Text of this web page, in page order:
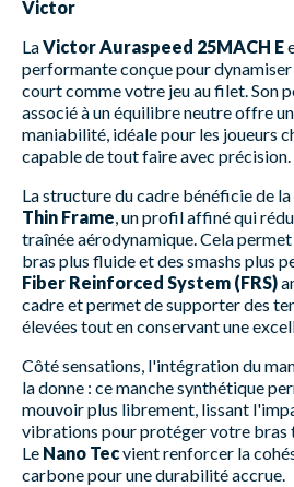
Victor
LaVictor Auraspeed 25MACH E
performante conçue pour
court comme votre jeu au filet. Son
associé à un équilibre neutre offre
maniabilité, idéale pour les joueurs
capable de tout faire avec précision.
La structure du cadre bénéficie de
Thin Frame , un profil affiné qui
traînée aérodynamique. Cela
bras plus fluide et des smashs plus
Fiber Reinforced System (FRS)
cadre et permet de supporter des
élevées tout en conservant une
Côté sensations, l'intégration du
la donne : ce manche synthétique
mouvoir plus librement, lissant
vibrations pour protéger votre bras
Le Nano Tecvient renforcer la
carbone pour une durabilité accrue.